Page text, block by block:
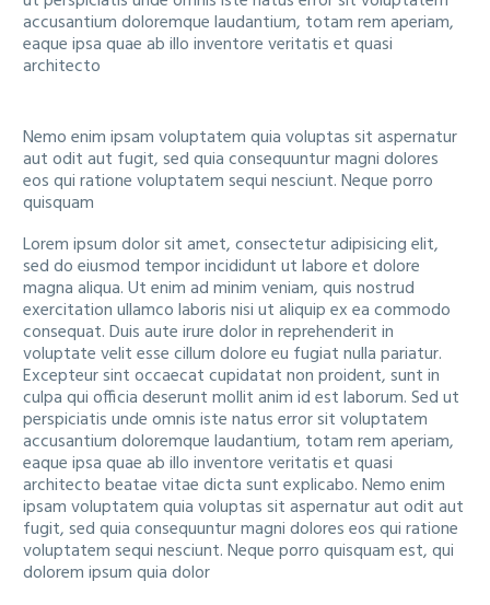
accusantium doloremque laudantium, totam rem aperiam,
eaque ipsa quae ab illo inventore veritatis et quasi
architecto
Nemo enim ipsam voluptatem quia voluptas sit aspernatur
aut odit aut fugit, sed quia consequuntur magni dolores
eos qui ratione voluptatem sequi nesciunt. Neque porro
quisquam
Lorem ipsum dolor sit amet, consectetur adipisicing elit,
sed do eiusmod tempor incididunt ut labore et dolore
magna aliqua. Ut enim ad minim veniam, quis nostrud
exercitation ullamco laboris nisi ut aliquip ex ea commodo
consequat. Duis aute irure dolor in reprehenderit in
voluptate velit esse cillum dolore eu fugiat nulla pariatur.
Excepteur sint occaecat cupidatat non proident, sunt in
culpa qui officia deserunt mollit anim id est laborum. Sed ut
perspiciatis unde omnis iste natus error sit voluptatem
accusantium doloremque laudantium, totam rem aperiam,
eaque ipsa quae ab illo inventore veritatis et quasi
architecto beatae vitae dicta sunt explicabo. Nemo enim
ipsam voluptatem quia voluptas sit aspernatur aut odit aut
fugit, sed quia consequuntur magni dolores eos qui ratione
voluptatem sequi nesciunt. Neque porro quisquam est, qui
dolorem ipsum quia dolor